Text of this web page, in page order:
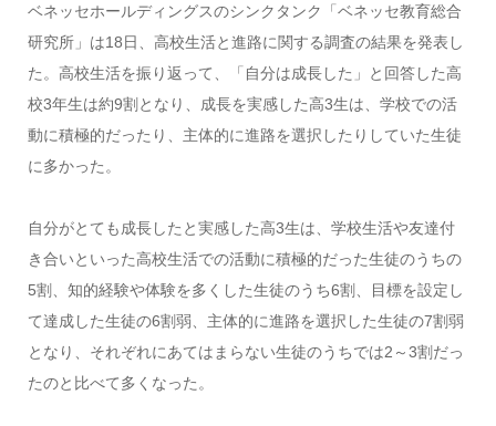
ベネッセホールディングスのシンクタンク「ベネッセ教育総合
研究所」は18日、高校生活と進路に関する調査の結果を発表し
た。高校生活を振り返って、「自分は成長した」と回答した高
校3年生は約9割となり、成長を実感した高3生は、学校での活
動に積極的だったり、主体的に進路を選択したりしていた生徒
に多かった。
自分がとても成長したと実感した高3生は、学校生活や友達付
き合いといった高校生活での活動に積極的だった生徒のうちの
5割、知的経験や体験を多くした生徒のうち6割、目標を設定し
て達成した生徒の6割弱、主体的に進路を選択した生徒の7割弱
となり、それぞれにあてはまらない生徒のうちでは2～3割だっ
たのと比べて多くなった。